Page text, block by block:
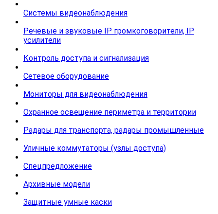
Системы видеонаблюдения
Речевые и звуковые IP громкоговорители, IP
усилители
Контроль доступа и сигнализация
Сетевое оборудование
Мониторы для видеонаблюдения
Охранное освещение периметра и территории
Радары для транспорта, радары промышленные
Уличные коммутаторы (узлы доступа)
Спецпредложение
Архивные модели
Защитные умные каски